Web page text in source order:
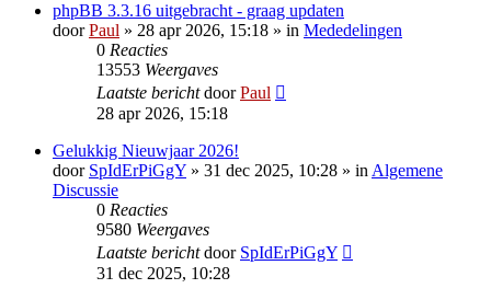
phpBB 3.3.16 uitgebracht - graag updaten
doorPaul » 28 apr 2026, 15:18 » in Mededelingen
0 Reacties
13553 Weergaves
Laatste berichtdoorPaul
28 apr 2026, 15:18
Gelukkig Nieuwjaar 2026!
door SpIdErPiGgY » 31 dec 2025, 10:28 » inAlgemene
Discussie
0 Reacties
9580 Weergaves
Laatste berichtdoor SpIdErPiGgY
31 dec 2025, 10:28